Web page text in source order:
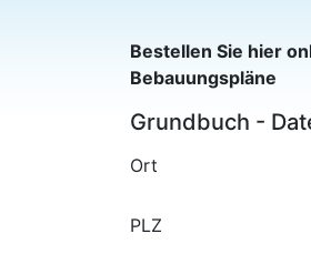
Bestellen Sie hier
Bebauungspläne
Grundbuch -
Ort
PLZ